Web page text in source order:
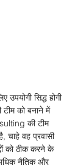
सिद्ध होगी
टीम को बनाने में
की टीम
चाहे वह प्रवासी
को ठीक करने के
नैतिक और